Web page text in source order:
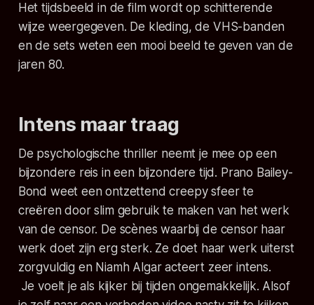
Het tijdsbeeld in de film wordt op schitterende
wijze weergegeven. De kleding, de VHS-banden
en de sets weten een mooi beeld te geven van de
jaren 80.
Intens maar traag
De psychologische thriller neemt je mee op een
bijzondere reis in een bijzondere tijd. Prano Bailey-
Bond weet een ontzettend creepy sfeer te
creëren door slim gebruik te maken van het werk
van de censor. De scènes waarbij de censor haar
werk doet zijn erg sterk. Ze doet haar werk uiterst
zorgvuldig en Niamh Algar acteert zeer intens.
Je voelt je als kijker bij tijden ongemakkelijk. Alsof